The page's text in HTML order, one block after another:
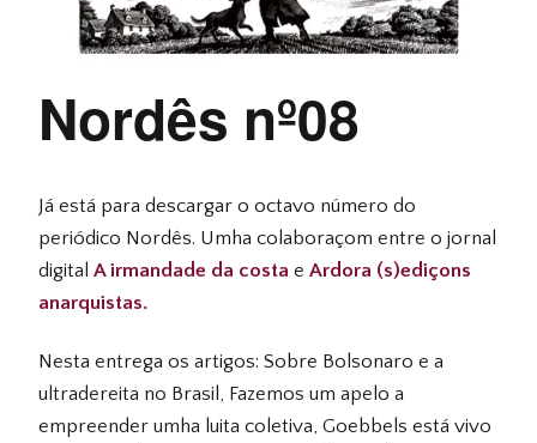
Nordês nº08
Já está para descargar o octavo número do
periódico Nordês. Umha colaboraçom entre o jornal
digital A irmandade da costa e Ardora (s)ediçons
anarquistas.
Nesta entrega os artigos: Sobre Bolsonaro e a
ultradereita no Brasil, Fazemos um apelo a
empreender umha luita coletiva, Goebbels está vivo